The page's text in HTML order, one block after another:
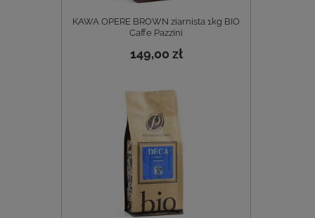
KAWA OPERE BROWN ziarnista 1kg BIO
Caffe Pazzini
149,00 zł